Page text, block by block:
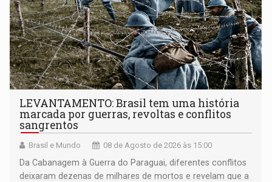
LEVANTAMENTO: Brasil tem uma história
marcada por guerras, revoltas e conflitos
sangrentos
Brasil e Mundo 08 de Agosto de 2026 às 15:00
Da Cabanagem à Guerra do Paraguai, diferentes conflitos
deixaram dezenas de milhares de mortos e revelam que a